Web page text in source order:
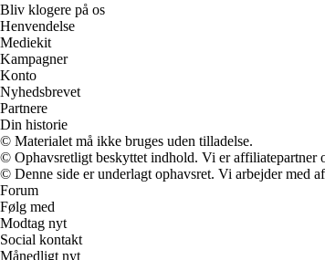
Bliv klogere på os
Henvendelse
Mediekit
Kampagner
Konto
Nyhedsbrevet
Partnere
Din historie
© Materialet må ikke bruges uden tilladelse.
© Ophavsretligt beskyttet indhold. Vi er affiliatepartner
© Denne side er underlagt ophavsret. Vi arbejder med
Forum
Følg med
Modtag nyt
Social kontakt
Månedligt nyt